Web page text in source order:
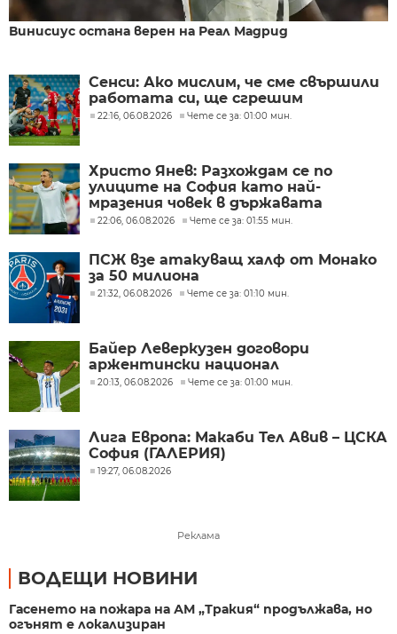
Винисиус остана верен на Реал Мадрид
Сенси: Ако мислим, че сме свършили
работата си, ще сгрешим
22:16, 06.08.2026 Чете се за: 01:00 мин.
Христо Янев: Разхождам се по
улиците на София като най-
мразения човек в държавата
22:06, 06.08.2026 Чете се за: 01:55 мин.
ПСЖ взе атакуващ халф от Монако
за 50 милиона
21:32, 06.08.2026 Чете се за: 01:10 мин.
Байер Леверкузен договори
аржентински национал
20:13, 06.08.2026 Чете се за: 01:00 мин.
Лига Европа: Макаби Тел Авив – ЦСКА
София (ГАЛЕРИЯ)
19:27, 06.08.2026
Реклама
ВОДЕЩИ НОВИНИ
Гасенето на пожара на АМ „Тракия“ продължава, но
огънят е локализиран